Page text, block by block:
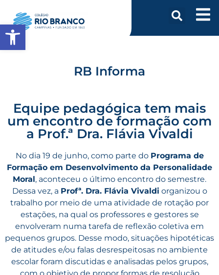
RB Informa
Equipe pedagógica tem mais
um encontro de formação com
a Prof.ª Dra. Flávia Vivaldi
No dia 19 de junho, como parte do Programa de
Formação em Desenvolvimento da Personalidade
Moral, aconteceu o último encontro do semestre.
Dessa vez, a Profª. Dra. Flávia Vivaldi organizou o
trabalho por meio de uma atividade de rotação por
estações, na qual os professores e gestores se
envolveram numa tarefa de reflexão coletiva em
pequenos grupos. Desse modo, situações hipotéticas
de atitudes e/ou falas desrespeitosas no ambiente
escolar foram discutidas e analisadas pelos grupos,
Abrir a barra de ferramentas